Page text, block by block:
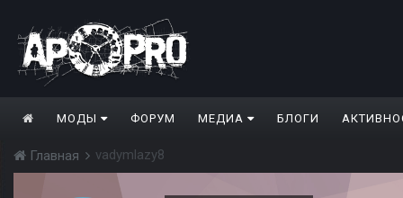
МОДЫ ФОРУМ МЕДИА БЛОГИ
Главная vadymlazy8